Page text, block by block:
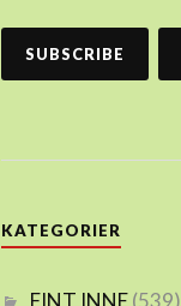
KATEGORIER
FINT INNE(539)